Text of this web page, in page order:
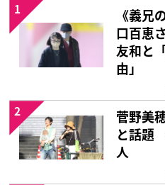
《義兄
口百恵
友和と
由」
1
菅野美
と話題
人
2